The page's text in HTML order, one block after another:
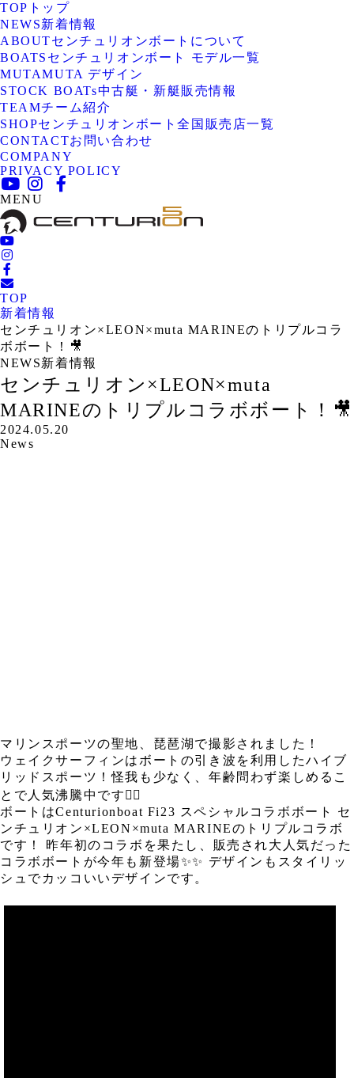
TOP トップ
NEWS新着情報
ABOUTセンチュリオンボートについて
BOATS センチュリオンボート モデル一覧
MUTAMUTA デザイン
STOCK BOATs中古艇・新艇販売情報
TEAMチーム紹介
SHOPセンチュリオンボート全国販売店一覧
CONTACTお問い合わせ
COMPANY
PRIVACY POLICY
MENU
TOP
新着情報
センチュリオン×LEON×muta MARINEのトリプルコラ
ボボート！🎥
NEWS新着情報
センチュリオン×LEON×muta
MARINEのトリプルコラボボート！🎥
2024.05.20
News
マリンスポーツの聖地、琵琶湖で撮影されました！
ウェイクサーフィンはボートの引き波を利用したハイブ
リッドスポーツ！怪我も少なく、年齢問わず楽しめるこ
とで人気沸騰中です🏄‍♀️
ボートはCenturionboat Fi23 スペシャルコラボボート セ
ンチュリオン×LEON×muta MARINEのトリプルコラボ
です！ 昨年初のコラボを果たし、販売され大人気だった
コラボボートが今年も新登場✨✨ デザインもスタイリッ
シュでカッコいいデザインです。